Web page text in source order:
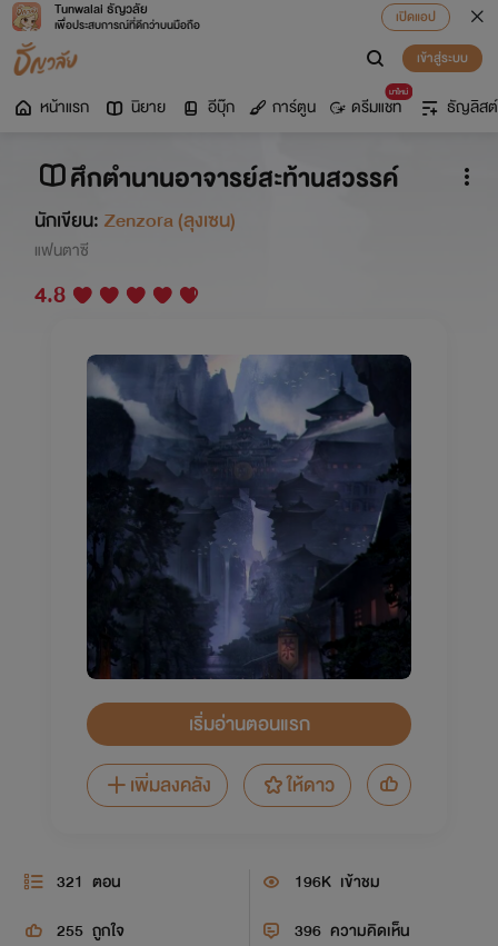
Tunwalai ธัญวลัย
เพื่อประสบการณ์ที่ดีกว่าบนมือถือ
เปิดแอป
เข้าสู่ระบบ
หน้าแรก นิยาย อีบุ๊ก การ์ตูน
มาใหม่
ดรีมแชท ธัญลิสต์
ศึกตำนานอาจารย์สะท้านสวรรค์
นักเขียน: Zenzora (ลุงเซน)
แฟนตาซี
4.8
เริ่มอ่านตอนแรก
เพิ่มลงคลัง
ให้ดาว
321 ตอน 196K เข้าชม
255 ถูกใจ 396 ความคิดเห็น